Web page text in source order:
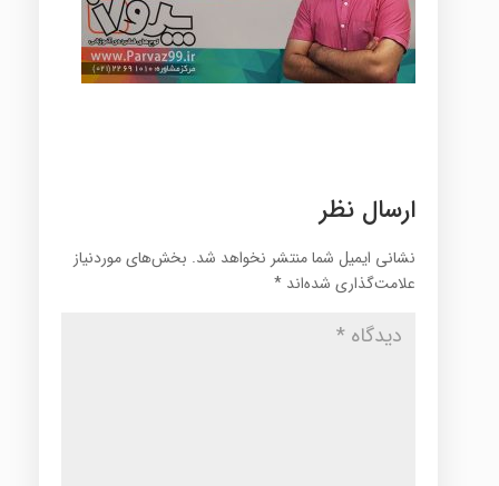
ارسال نظر
نشانی ایمیل شما منتشر نخواهد شد. بخش‌های موردنیاز
علامت‌گذاری شده‌اند *